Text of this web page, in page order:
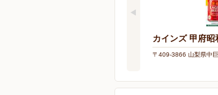
カインズ 甲府昭
〒409-3866 山梨県中